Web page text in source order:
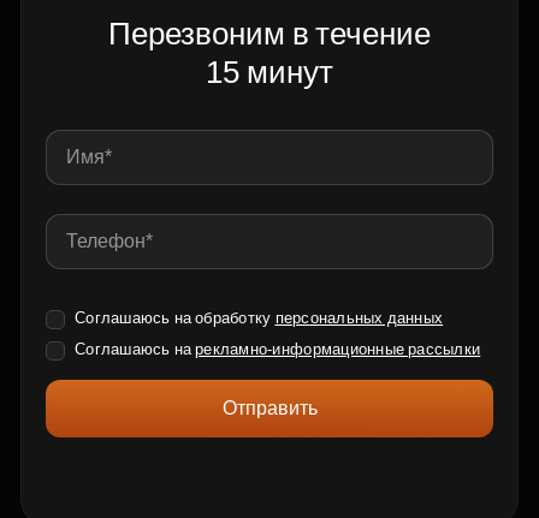
Перезвоним в течение
15 минут
Соглашаюсь на обработку персональных данных
Соглашаюсь нарекламно-информационные рассылки
Отправить